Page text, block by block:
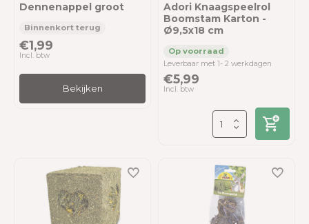
Dennenappel groot
€1,99
Incl. btw
Bekijken
Adori Knaagspeelrol
Boomstam Karton -
Ø9,5x18 cm
Leverbaar met 1- 2 werkdagen
€5,99
Incl. btw